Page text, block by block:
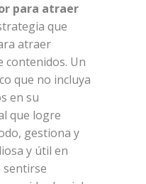
para atraer
que
atraer
contenidos. Un
que no incluya
en su
que logre
gestiona y
y útil en
sentirse